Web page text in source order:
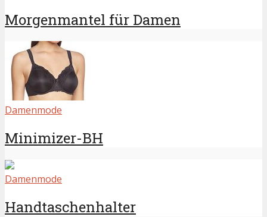
Morgenmantel für Damen
Damenmode
Minimizer-BH
Damenmode
Handtaschenhalter